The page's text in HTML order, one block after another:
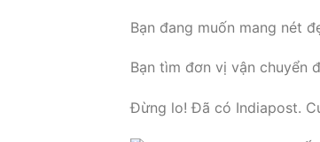
Bạn đang muốn mang nét
Bạn tìm đơn vị vận chuyển
Đừng lo! Đã có Indiapost.